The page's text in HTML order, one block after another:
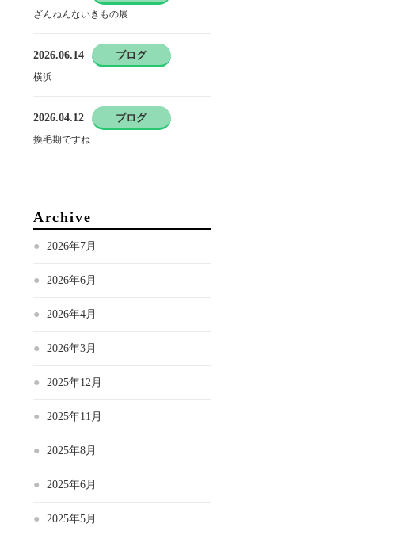
ざんねんないきもの展
2026.06.14 ブログ
横浜
2026.04.12 ブログ
換毛期ですね
Archive
2026年7月
2026年6月
2026年4月
2026年3月
2025年12月
2025年11月
2025年8月
2025年6月
2025年5月